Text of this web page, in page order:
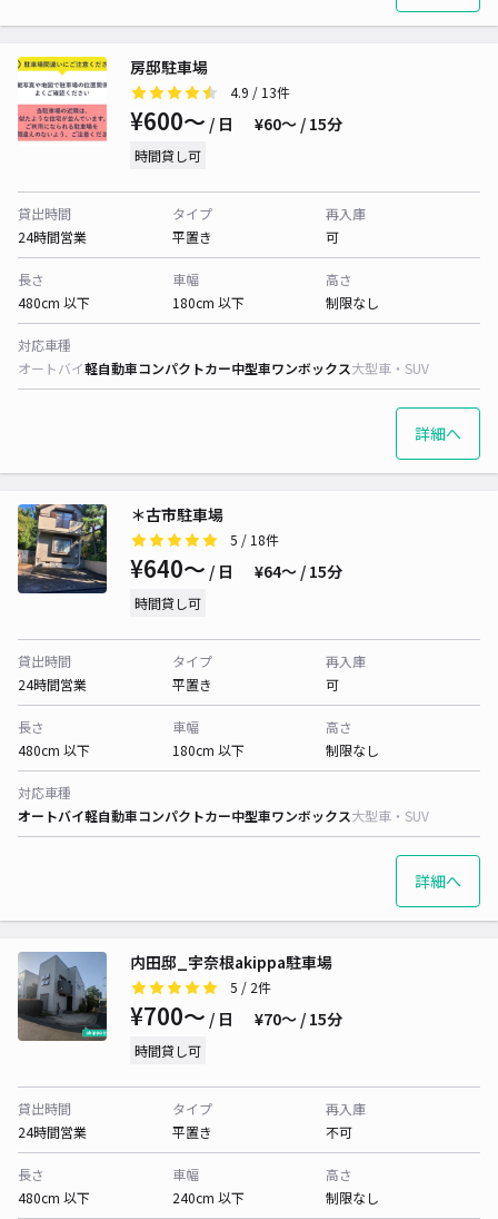
房邸駐車場
4.9 / 13件
¥600〜 / 日 ¥60〜 / 15分
時間貸し可
貸出時間
24時間営業
タイプ
平置き
再入庫
可
長さ
480cm 以下
車幅
180cm 以下
高さ
制限なし
対応車種
オートバイ軽自動車コンパクトカー中型車ワンボックス大型車・SUV
詳細へ
＊古市駐車場
5 / 18件
¥640〜 / 日 ¥64〜 / 15分
時間貸し可
貸出時間
24時間営業
タイプ
平置き
再入庫
可
長さ
480cm 以下
車幅
180cm 以下
高さ
制限なし
対応車種
オートバイ軽自動車コンパクトカー中型車ワンボックス大型車・SUV
詳細へ
内田邸_宇奈根akippa駐車場
5 / 2件
¥700〜 / 日 ¥70〜 / 15分
時間貸し可
貸出時間
24時間営業
タイプ
平置き
再入庫
不可
長さ
480cm 以下
車幅
240cm 以下
高さ
制限なし